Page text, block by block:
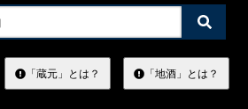
検
索
す
る
「蔵元」とは？ 「地酒」とは？